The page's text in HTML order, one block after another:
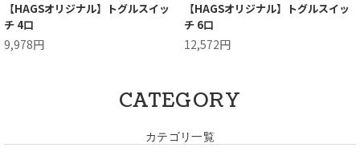
【HAGSオリジナル】トグルスイッ
チ 4口
9,978円
【HAGSオリジナル】トグルスイッ
チ 6口
12,572円
CATEGORY
カテゴリ一覧